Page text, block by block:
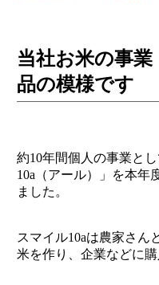
当社お米の事
品の模様です
約10年間個人の事業と
10a（アール）」を本年
ました。
スマイル10aは農家さん
米を作り、企業などに